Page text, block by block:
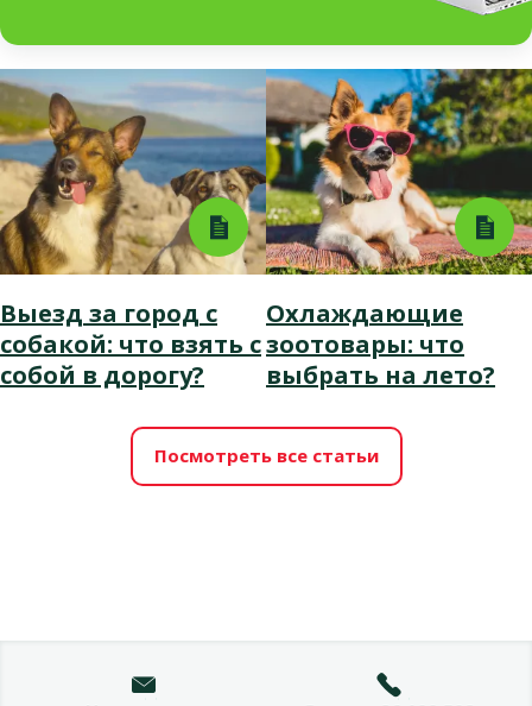
Выезд за город с
собакой: что взять с
собой в дорогу?
Охлаждающие
зоотовары: что
выбрать на лето?
Посмотреть все статьи